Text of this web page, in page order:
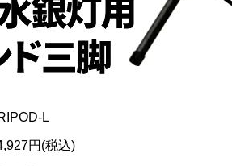
L
円(税込)